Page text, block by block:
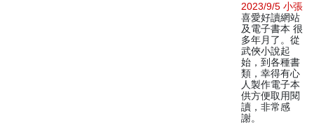
2023/9/5 小張
喜愛好讀網站
及電子書本 很
多年月了。從
武俠小說起
始，到各種書
類，幸得有心
人製作電子本
供方便取用閱
讀，非常感
謝。